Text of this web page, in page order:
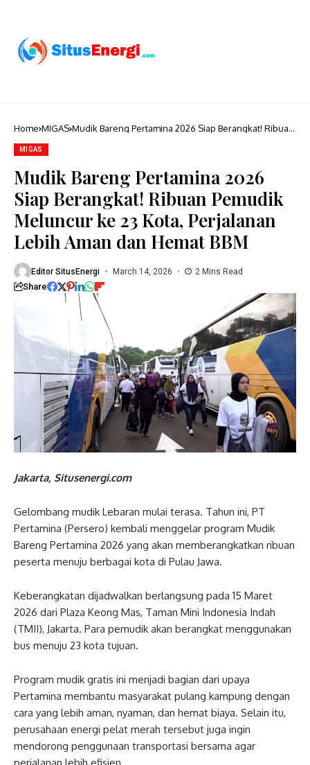
Home MIGAS Mudik Bareng Pertamina 2026 Siap Berangkat! Ribuan
MIGAS
Mudik Bareng Pertamina 2026
Siap Berangkat! Ribuan Pemudik
Meluncur ke 23 Kota, Perjalanan
Lebih Aman dan Hemat BBM
Editor SitusEnergi March 14, 2026 2 Mins Read
Share
Jakarta, Situsenergi.com
Gelombang mudik Lebaran mulai terasa. Tahun ini, PT
Pertamina (Persero) kembali menggelar program Mudik
Bareng Pertamina 2026 yang akan memberangkatkan ribuan
peserta menuju berbagai kota di Pulau Jawa.
Keberangkatan dijadwalkan berlangsung pada 15 Maret
2026 dari Plaza Keong Mas, Taman Mini Indonesia Indah
(TMII), Jakarta. Para pemudik akan berangkat menggunakan
bus menuju 23 kota tujuan.
Program mudik gratis ini menjadi bagian dari upaya
Pertamina membantu masyarakat pulang kampung dengan
cara yang lebih aman, nyaman, dan hemat biaya. Selain itu,
perusahaan energi pelat merah tersebut juga ingin
mendorong penggunaan transportasi bersama agar
perjalanan lebih efisien.